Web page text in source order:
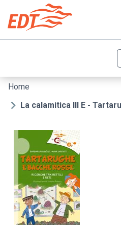
contenuto
principale
Briciole
di
Home
La calamitica III E -